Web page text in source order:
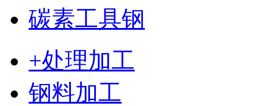
碳素工具钢
+处理加工
钢料加工